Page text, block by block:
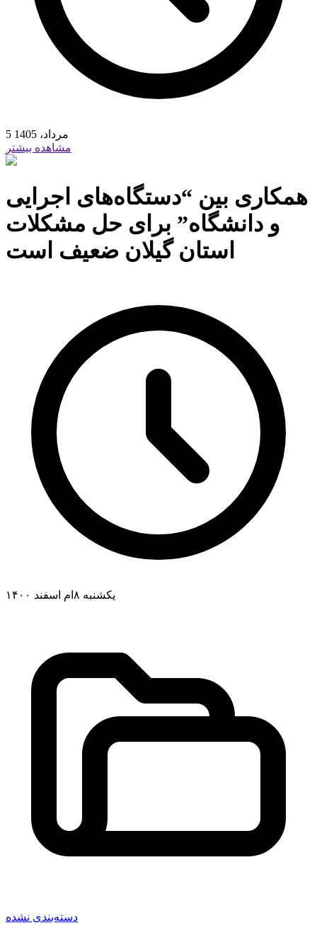
5 مرداد، 1405
مشاهده بیشتر
همکاری بین “دستگاه‌های اجرایی
و دانشگاه” برای حل مشکلات
استان گیلان ضعیف است
یکشنبه ۸ام اسفند ۱۴۰۰
دسته‌بندی نشده